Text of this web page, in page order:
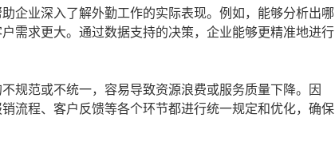
企业深入了解外勤工作的实际表现。例如，能够分析出哪
需求更大。通过数据支持的决策，企业能够更精准地进行
规范或不统一，容易导致资源浪费或服务质量下降。因
流程、客户反馈等各个环节都进行统一规定和优化，确保